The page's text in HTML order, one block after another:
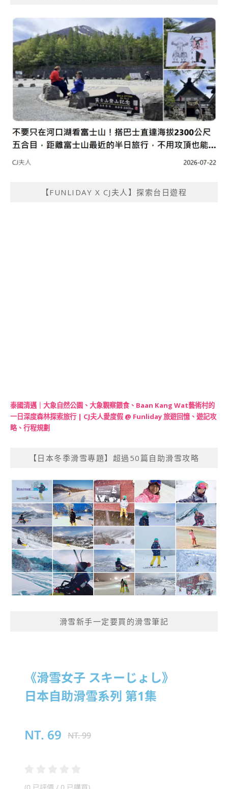
【FUNLIDAY X CJ夫人】探索台日遊程
泰國清邁｜大象自然公園、大象觀察餵食、Baan Kang Wat藝術村的
一日深度森林探索旅行 | CJ夫人愛度假 @ Funliday 旅遊回憶、遊記攻
略、行程規劃
【日本冬季滑雪專題】超過50篇自助滑雪攻略
滑雪新手一定要買的滑雪筆記